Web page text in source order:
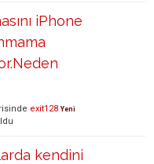
iPhone
exit128 Yeni
kendini